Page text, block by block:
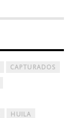
CAPTURADOS
HUILA